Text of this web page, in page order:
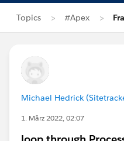
Topics #Apex
Michael Hedrick
1. März 2022, 02:07